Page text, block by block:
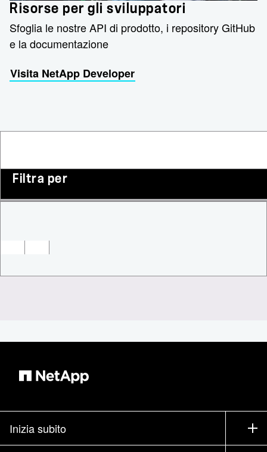
Risorse per gli sviluppatori
Sfoglia le nostre API di prodotto, i repository GitHub
e la documentazione
Visita NetApp Developer
Filtra per
Inizia subito